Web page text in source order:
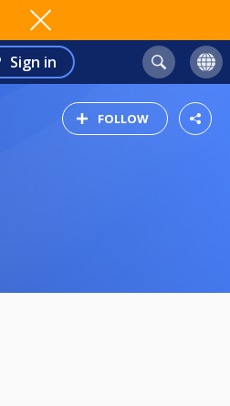
Sign in
FOLLOW